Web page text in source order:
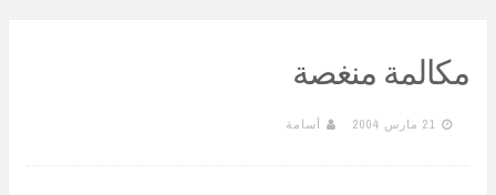
مكالمة منغصة
21 مارس 2004 أسامة